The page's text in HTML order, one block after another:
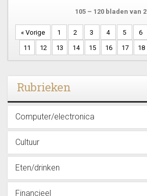
105 – 120 bladen van
« Vorige 1 2 3 4 5 6
11
12 13 14 15 16 17 18
Rubrieken
Computer/electronica
Cultuur
Eten/drinken
Financieel